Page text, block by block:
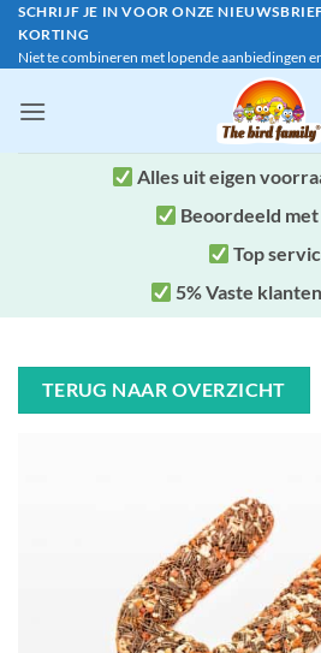
Ga
naar
inhoud
SCHRIJF JE IN VOOR ONZE
KORTING
Niet te combineren met lopende aanbiedingen
Alles uit eigen
Beoordeeld met
Top
5% Vaste
TERUG NAAR OVERZICHT